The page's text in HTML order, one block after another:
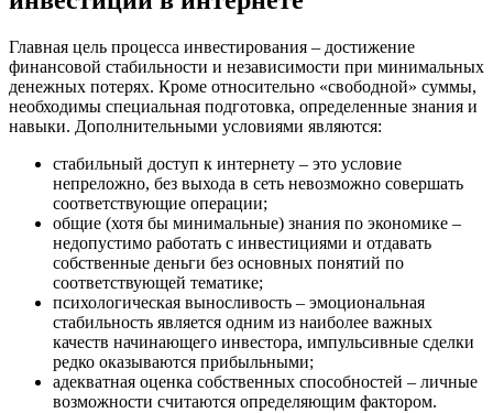
Главная цель процесса инвестирования – достижение
финансовой стабильности и независимости при минимальных
денежных потерях. Кроме относительно «свободной» суммы,
необходимы специальная подготовка, определенные знания и
навыки. Дополнительными условиями являются:
стабильный доступ к интернету – это условие
непреложно, без выхода в сеть невозможно совершать
соответствующие операции;
общие (хотя бы минимальные) знания по экономике –
недопустимо работать с инвестициями и отдавать
собственные деньги без основных понятий по
соответствующей тематике;
психологическая выносливость – эмоциональная
стабильность является одним из наиболее важных
качеств начинающего инвестора, импульсивные сделки
редко оказываются прибыльными;
адекватная оценка собственных способностей – личные
возможности считаются определяющим фактором.